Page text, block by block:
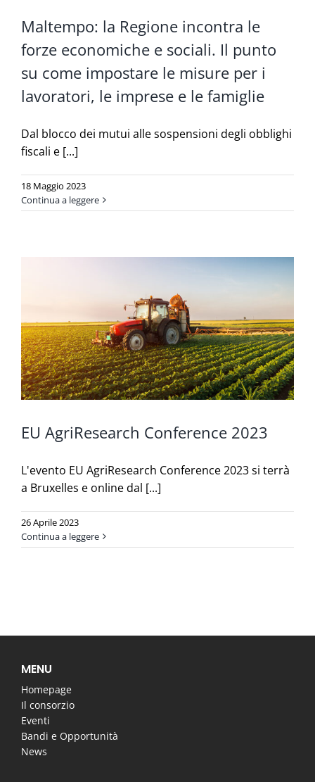
Maltempo: la Regione incontra le
forze economiche e sociali. Il punto
su come impostare le misure per i
lavoratori, le imprese e le famiglie
Dal blocco dei mutui alle sospensioni degli obblighi
fiscali e [...]
18 Maggio 2023
Continua a leggere
EU AgriResearch Conference 2023
L'evento EU AgriResearch Conference 2023 si terrà
a Bruxelles e online dal [...]
26 Aprile 2023
Continua a leggere
MENU
Homepage
Il consorzio
Eventi
Bandi e Opportunità
News